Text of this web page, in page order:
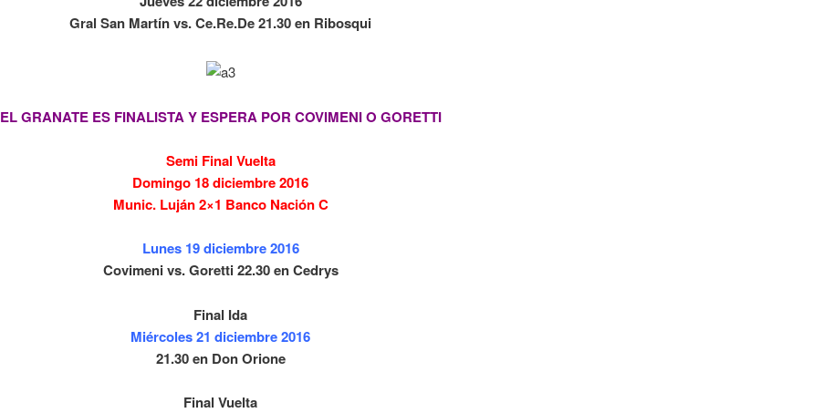
Gral San Martín vs. Ce.Re.De 21.30 en Ribosqui
EL GRANATE ES FINALISTA Y ESPERA POR COVIMENI O GORETTI
Semi Final Vuelta
Domingo 18 diciembre 2016
Munic. Luján 2×1 Banco Nación C
Lunes 19 diciembre 2016
Covimeni vs. Goretti 22.30 en Cedrys
Final Ida
Miércoles 21 diciembre 2016
21.30 en Don Orione
Final Vuelta